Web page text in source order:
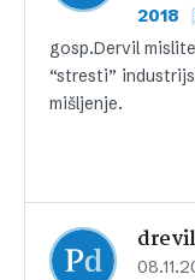
2018
gosp.Dervil
“stresti”
mišljenje.
drevil